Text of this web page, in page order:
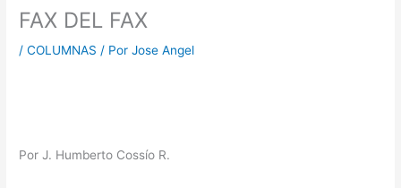
FAX DEL FAX
/COLUMNAS / PorJose Angel
Por J. Humberto Cossío R.